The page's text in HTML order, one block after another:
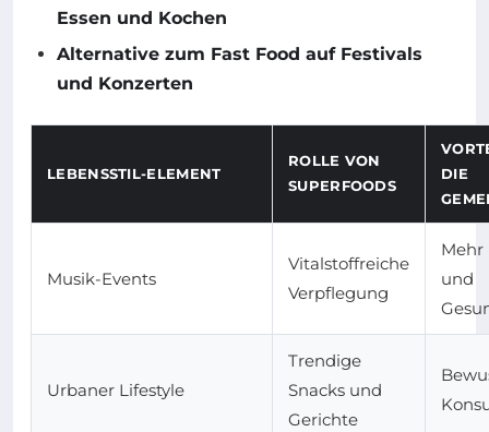
Essen und Kochen
Alternative zum Fast Food auf Festivals
und Konzerten
LEBENSSTIL-ELEMENT
ROLLE VON
SUPERFOODS
DIE
Musik-Events
Vitalstoffreiche
Verpflegung
Mehr
und
Urbaner Lifestyle
Trendige
Snacks und
Gerichte